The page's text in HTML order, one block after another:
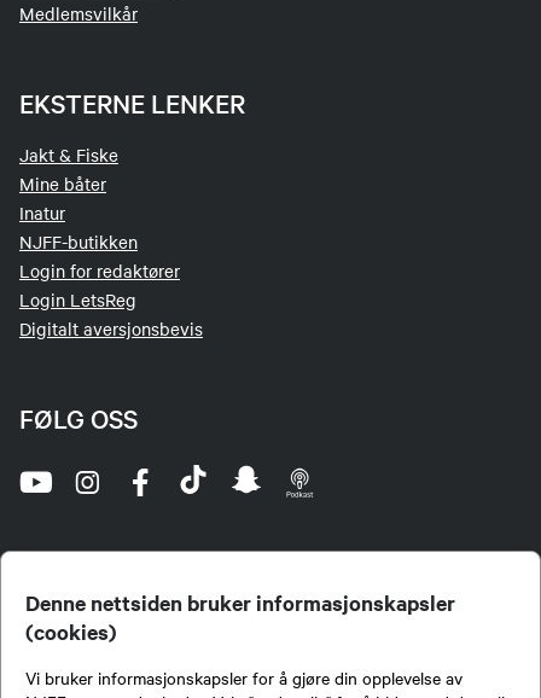
Denne nettsiden bruker informasjonskapsler
(cookies)
Vi bruker informasjonskapsler for å gjøre din opplevelse av
Medlemsvilkår
EKSTERNE LENKER
Jakt & Fiske
Mine båter
Inatur
NJFF-butikken
Login for redaktører
Login LetsReg
Digitalt aversjonsbevis
FØLG OSS
jegere og sportsfiskere og et av de viktigste miljøene for formidling av kunnskap om jakt og